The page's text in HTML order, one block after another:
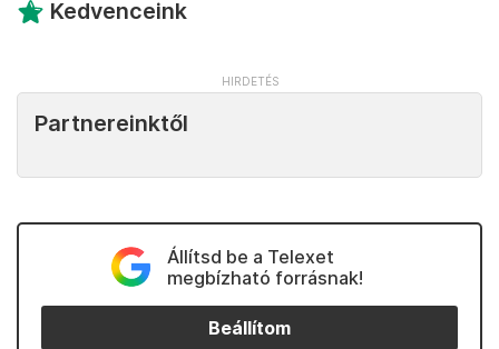
Kedvenceink
Partnereinktől
Állítsd be a Telexet
megbízható forrásnak!
Beállítom